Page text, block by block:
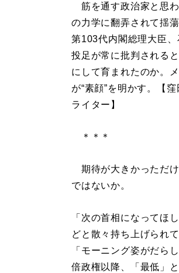
筋を通す政治家と思
の力学に翻弄されて揺
第103代内閣総理大臣
投足が常に批判される
にして育まれたのか。
が“素顔”を明かす。【
ライター】
＊＊＊
期待が大きかっただ
ではないか。
「次の首相になってほ
どと散々持ち上げられ
「モーニング姿がだら
倍政権以降、「最低」